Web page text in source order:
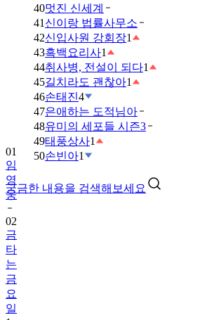
40멋진 신세계
41 신이랑 법률사무소
42신입사원 강회장1
43흑백요리사1
44취사병, 전설이 되다1
45길치라도 괜찮아1
46손태진4
47은애하는 도적님아
48유미의 세포들 시즌3
49태풍상사1
50손빈아1
궁금한 내용을 검색해보세요
01
임
영
웅
02
금
타
는
금
요
일